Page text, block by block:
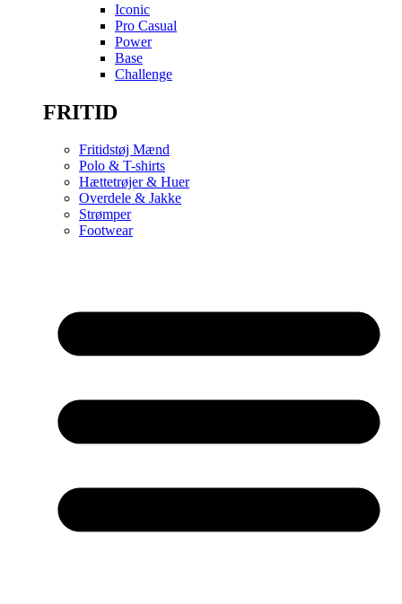
Iconic
Pro Casual
Power
Base
Challenge
FRITID
Fritidstøj Mænd
Polo & T-shirts
Hættetrøjer & Huer
Overdele & Jakke
Strømper
Footwear